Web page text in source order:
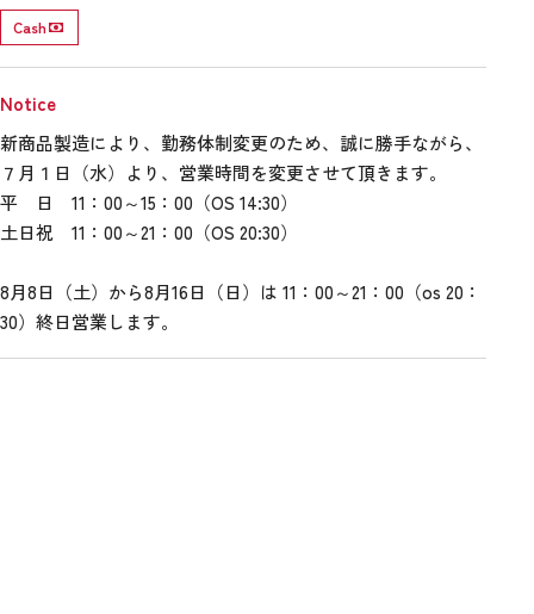
Cash
Notice
新商品製造により、勤務体制変更のため、誠に勝手ながら、
７月１日（水）より、営業時間を変更させて頂きます。
平 日 11：00～15：00（OS 14:30）
土日祝 11：00～21：00（OS 20:30）
8月8日（土）から8月16日（日）は 11：00～21：00（os 20：
30）終日営業します。